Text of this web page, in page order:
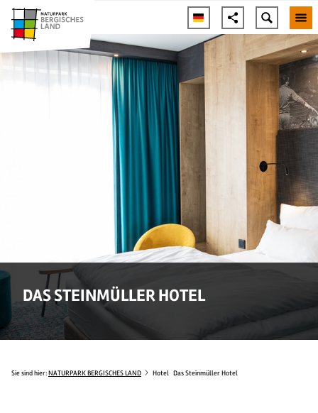
DAS STEINMÜLLER HOTEL
Sie sind hier:NATURPARK BERGISCHES LAND Hotel Das Steinmüller Hotel